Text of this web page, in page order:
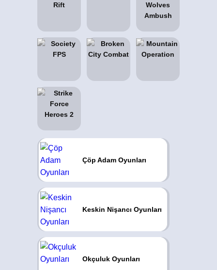
Çöp Adam Oyunları
Keskin Nişancı Oyunları
Okçuluk Oyunları